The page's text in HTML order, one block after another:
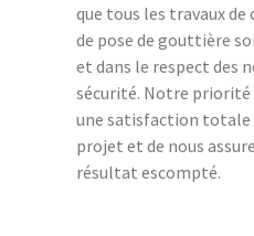
que tous les travaux
de pose de gouttière
et dans le respect des
sécurité. Notre priorité
une satisfaction totale
projet et de nous
résultat escompté.